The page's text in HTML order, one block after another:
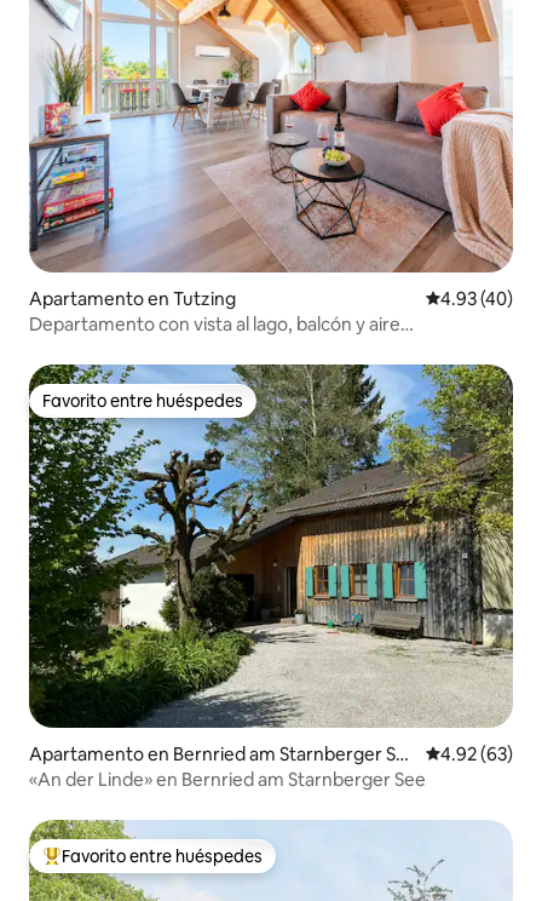
Apartamento en Tutzing Calificación
4.93 (40)
Departamento con vista al lago, balcón y aire
Favorito entre huéspedes
Favorito entre huéspedes
Apartamento en Bernried am Starnberger Se
e
Calificación
4.92 (63)
«An der Linde» en Bernried am Starnberger See
Favorito entre huéspedes preferido
Favorito entre huéspedes